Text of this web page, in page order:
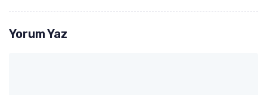
Yorum Yaz